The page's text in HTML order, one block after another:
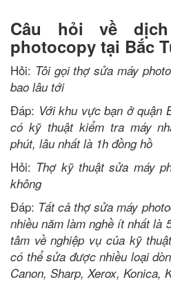
Câu hỏi về
photocopy tại Bắc
Hỏi: Tôi gọi thợ sửa máy
bao lâu tới
Đáp: Với khu vực bạn ở quận
có kỹ thuật kiểm tra máy
phút, lâu nhất là 1h đồng hồ
Hỏi: Thợ kỹ thuật sửa máy
không
Đáp: Tất cả thợ sửa máy
nhiều năm làm nghề ít nhất là
tâm về nghiệp vụ của kỹ
có thể sửa được nhiều loại
Canon, Sharp, Xerox, Konica,